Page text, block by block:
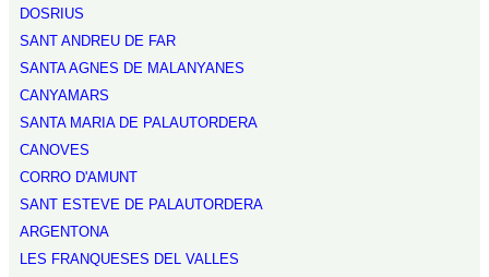
DOSRIUS
SANT ANDREU DE FAR
SANTA AGNES DE MALANYANES
CANYAMARS
SANTA MARIA DE PALAUTORDERA
CANOVES
CORRO D'AMUNT
SANT ESTEVE DE PALAUTORDERA
ARGENTONA
LES FRANQUESES DEL VALLES